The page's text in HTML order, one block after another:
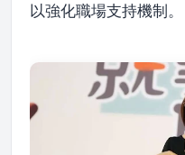
以強化職場支持機制。